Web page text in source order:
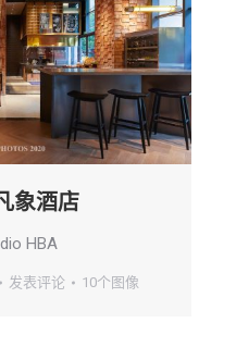
象酒店
HBA
发表评论 10个图像